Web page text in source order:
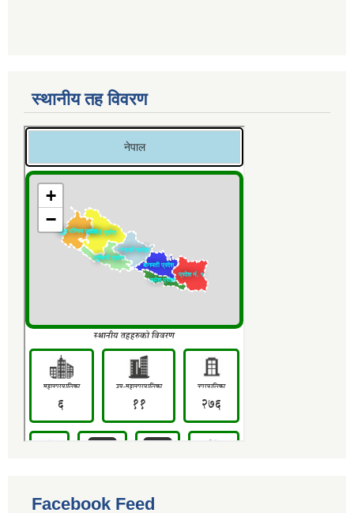
स्थानीय तह विवरण
Facebook Feed